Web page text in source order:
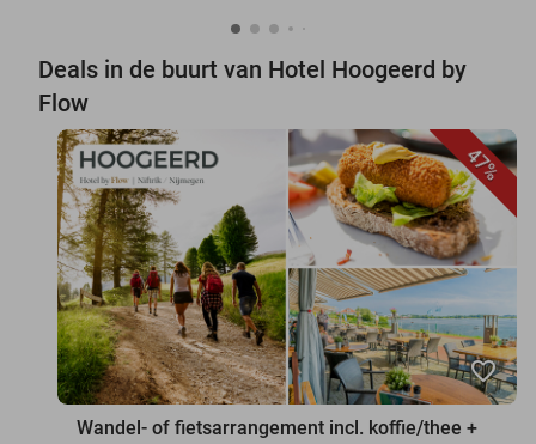
Deals in de buurt van Hotel Hoogeerd by
Flow
47%
favorite_border
Wandel- of fietsarrangement incl. koffie/thee +